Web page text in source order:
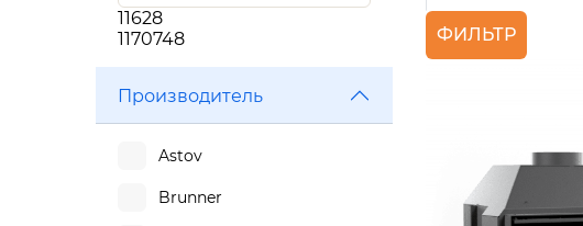
11628
1170748
Производитель
Astov
Brunner
ФИЛЬТР